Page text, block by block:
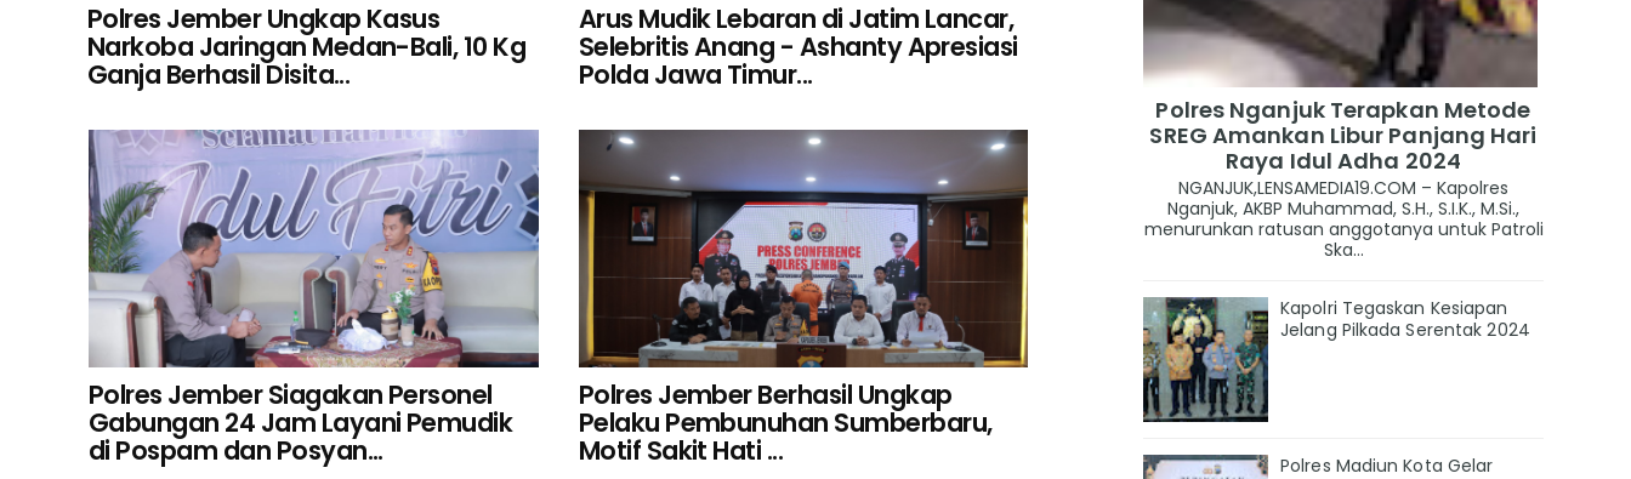
Polres Jember Ungkap Kasus
Narkoba Jaringan Medan-Bali, 10 Kg
Ganja Berhasil Disita...
Arus Mudik Lebaran di Jatim Lancar,
Selebritis Anang - Ashanty Apresiasi
Polda Jawa Timur...
Polres Jember Siagakan Personel
Gabungan 24 Jam Layani Pemudik
di Pospam dan Posyan...
Polres Jember Berhasil Ungkap
Pelaku Pembunuhan Sumberbaru,
Motif Sakit Hati ...
Polres Nganjuk Terapkan Metode
SREG Amankan Libur Panjang Hari
Raya Idul Adha 2024
NGANJUK,LENSAMEDIA19.COM – Kapolres
Nganjuk, AKBP Muhammad, S.H., S.I.K., M.Si.,
menurunkan ratusan anggotanya untuk Patroli
Ska...
Kapolri Tegaskan Kesiapan
Jelang Pilkada Serentak 2024
Polres Madiun Kota Gelar